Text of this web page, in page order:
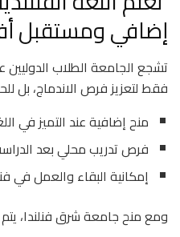
إضافي ومستقبل
تشجع الجامعة الطلاب الدوليين
فقط لتعزيز فرص الاندماج، بل
منح إضافية عند التميز في
فرص تدريب محلي بعد
إمكانية البقاء والعمل في
ومع منح جامعة شرق فنلندا،